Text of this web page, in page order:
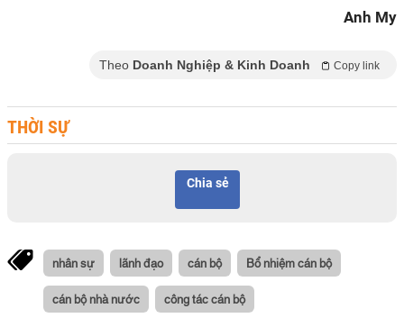
Anh My
Theo Doanh Nghiệp & Kinh Doanh Copy link
THỜI SỰ
Chia sẻ
nhân sự lãnh đạo cán bộ Bổ nhiệm cán bộ
cán bộ nhà nước công tác cán bộ